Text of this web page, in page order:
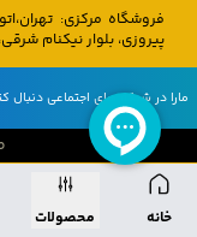
خانه محصولات
فروشگاه مرکزی:
پیروزی، بلوار نیکنام شرقی، پلاک 8،
مارا در شبکه های اجتماعی دنبال